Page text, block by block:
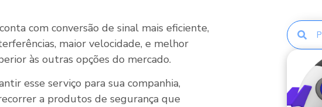
com conversão de sinal mais eficiente,
maior velocidade, e melhor
às outras opções do mercado.
esse serviço para sua companhia,
a produtos de segurança que